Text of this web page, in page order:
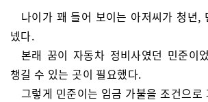
나이가 꽤 들어 보이는 아저씨가 청년,
넸다.
본래 꿈이 자동차 정비사였던 민준이
챙길 수 있는 곳이 필요했다.
그렇게 민준이는 임금 가불을 조건으로